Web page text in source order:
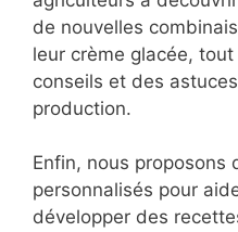
de nouvelles
leur crème glacée,
conseils et des
production.
Enfin, nous proposons
personnalisés pour
développer des